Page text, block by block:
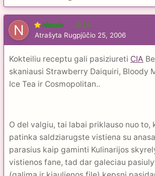
Nicole 56
Atrašyta Rugpjūčio 25, 2006
Kokteiliu receptu gali pasiziureti CIA
skaniausi Strawberry Daiquiri, Bloody
Ice Tea ir Cosmopolitan..
O del valgiu, tai labai priklauso nuo to,
patinka saldziarugste vistiena su
parasius kaip gaminti Kulinarijos
vistienos fane, tad dar galeciau